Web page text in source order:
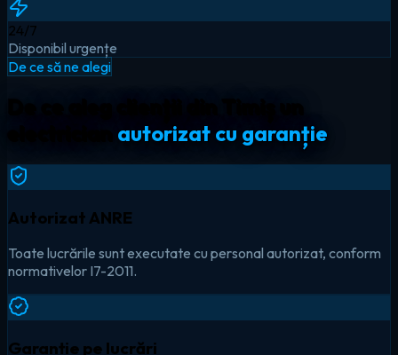
24/7
Disponibil urgențe
De ce să ne alegi
autorizat cu garanție
Autorizat ANRE
Toate lucrările sunt executate cu personal autorizat, conform
normativelor I7-2011.
Garanție pe lucrări